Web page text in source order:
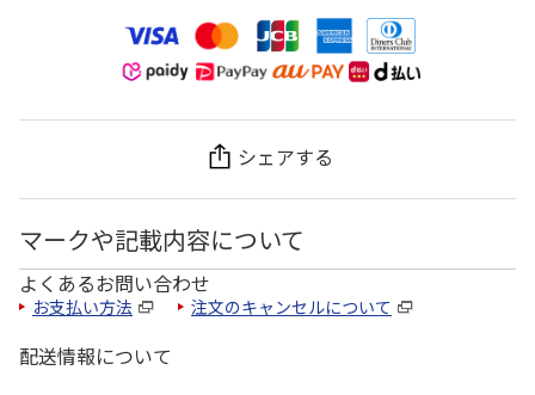
シェアする
マークや記載内容について
よくあるお問い合わせ
お支払い方法 注文のキャンセルについて
配送情報について